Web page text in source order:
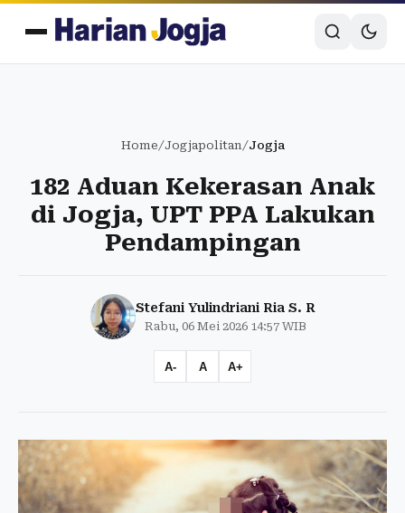
Home/Jogjapolitan/Jogja
182 Aduan Kekerasan Anak
di Jogja, UPT PPA Lakukan
Pendampingan
Stefani Yulindriani Ria S. R
Rabu, 06 Mei 2026 14:57 WIB
A- A A+